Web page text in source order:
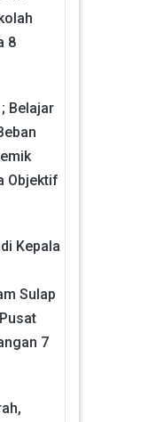
8
Belajar
Objektif
Kepala
Sulap
7